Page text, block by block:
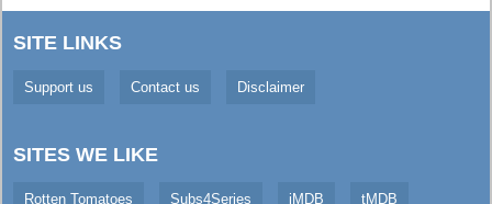
SITE LINKS
Support us Contact us Disclaimer
SITES WE LIKE
Rotten Tomatoes Subs4Series iMDB tMDB